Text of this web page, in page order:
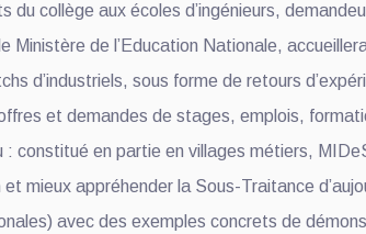
du collège aux écoles d’ingénieurs,
Ministère de l’Education Nationale,
d’industriels, sous forme de retours
et demandes de stages, emplois,
: constitué en partie en villages métiers,
et mieux appréhender la Sous-Traitance
avec des exemples concrets de